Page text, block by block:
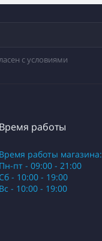
с условиями
Время работы
Время работы магазина:
Пн-пт - 09:00 - 21:00
Сб - 10:00 - 19:00
Вс - 10:00 - 19:00